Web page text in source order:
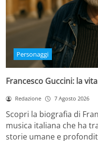
Personaggi
Francesco Guccini: la
Redazione 7 Agosto 2026
Scopri la biografia di
musica italiana che ha
storie umane e